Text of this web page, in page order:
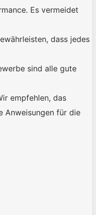
Es vermeidet
dass jedes
sind alle gute
empfehlen, das
Anweisungen für die